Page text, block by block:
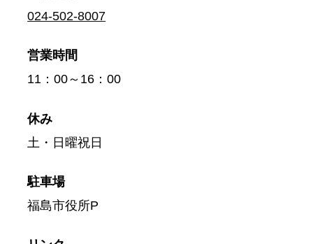
024-502-8007
営業時間
11：00～16：00
休み
土・日曜祝日
駐車場
福島市役所P